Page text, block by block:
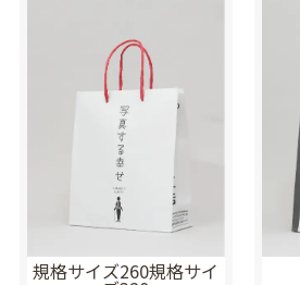
規格サイズ260規格サイ